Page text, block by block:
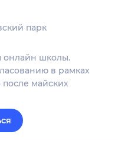
парк
онлайн школы.
в рамках
майских